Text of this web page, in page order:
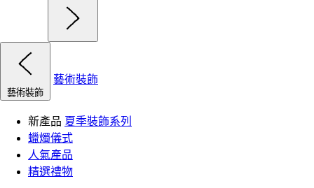
藝術裝飾
藝術裝飾
新產品 夏季裝飾系列
蠟燭儀式
人氣產品
精選禮物